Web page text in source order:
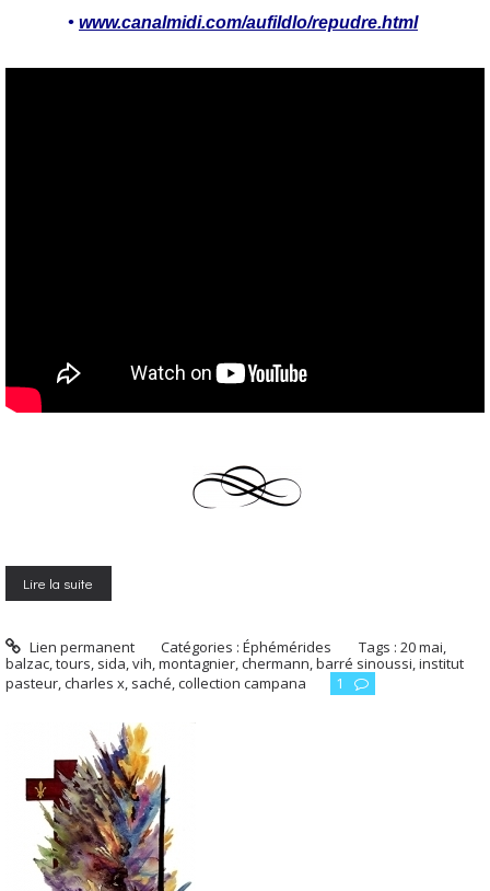
• www.canalmidi.com/aufildlo/repudre.html
Lire la suite
Lien permanent Catégories :Éphémérides Tags :20 mai,
balzac,tours, sida,vih,montagnier,chermann,barré sinoussi,institut
pasteur,charles x, saché,collection campana 1